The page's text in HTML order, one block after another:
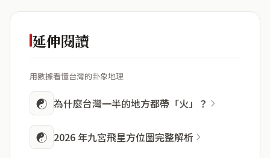
延伸閱讀
用數據看懂台灣的卦象地理
☯ 為什麼台灣一半的地方都帶「火」？
☯ 2026 年九宮飛星方位圖完整解析